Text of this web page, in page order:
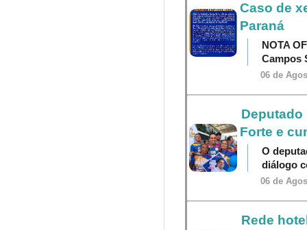
Caso de
Paraná
NOTA
Campos
06 de
Forte e
O
diálogo
06 de
Rede